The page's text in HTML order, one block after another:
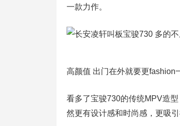
一款力作。
高颜值 出门在外就要更fashion
看多了宝骏730的传统MPV造
然更有设计感和时尚感，更吸